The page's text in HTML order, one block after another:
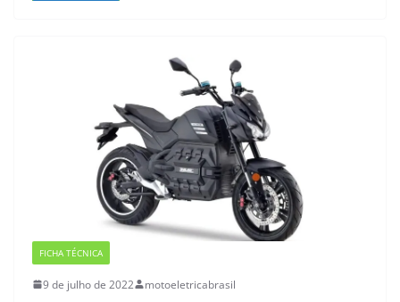
FICHA TÉCNICA
9 de julho de 2022 motoeletricabrasil